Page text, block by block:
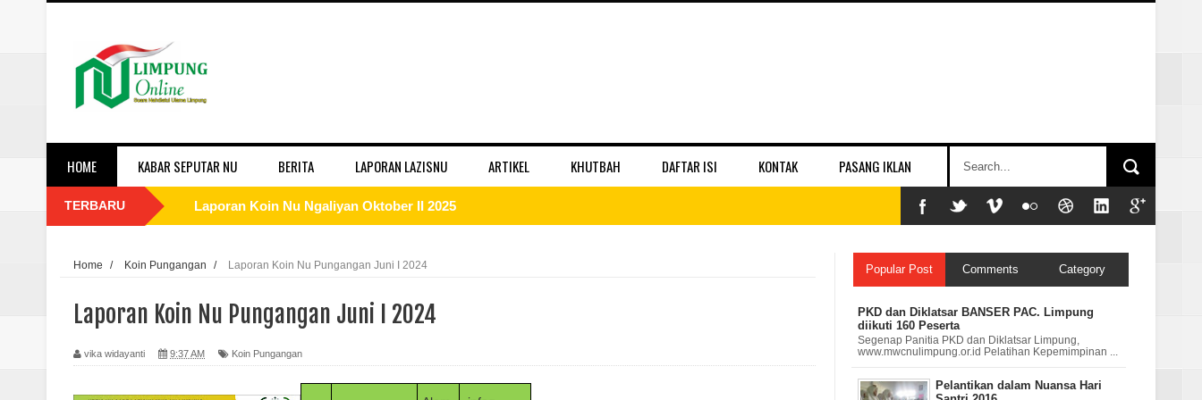
HOME KABAR SEPUTAR NU BERITA LAPORAN LAZISNU ARTIKEL KHUTBAH DAFTAR ISI KONTAK PASANG IKLAN
TERBARU Laporan Koin Nu Ngaliyan Oktober II 2025
Laporan Koin Nu Kepuh Oktober II 2025
Laporan Koin Nu Kalisalak Oktober II 2025
Home / Koin Pungangan / Laporan Koin Nu Pungangan Juni I 2024
Laporan Koin Nu Pungangan Juni I 2024
vika widayanti 9:37 AM Koin Pungangan
Popular Post Comments Category
PKD dan Diklatsar BANSER PAC. Limpung
diikuti 160 Peserta
Segenap Panitia PKD dan Diklatsar Limpung,
www.mwcnulimpung.or.id Pelatihan Kepemimpinan ...
Pelantikan dalam Nuansa Hari